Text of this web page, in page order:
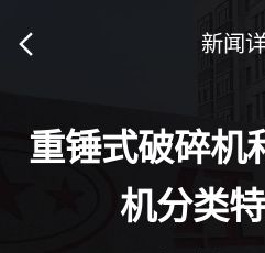
新闻
重锤式破碎机
机分类